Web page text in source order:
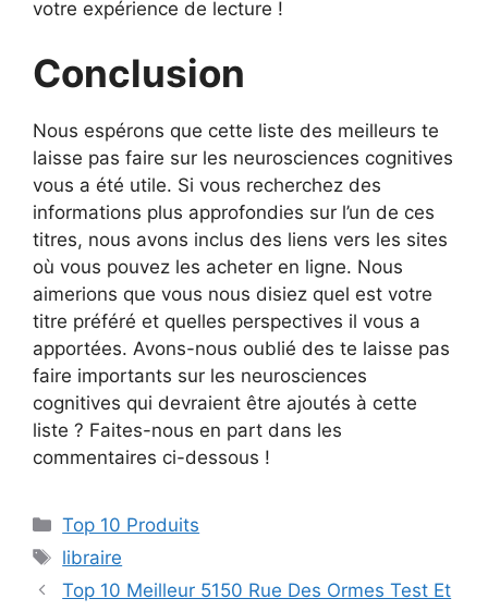
votre expérience de lecture !
Conclusion
Nous espérons que cette liste des meilleurs te
laisse pas faire sur les neurosciences cognitives
vous a été utile. Si vous recherchez des
informations plus approfondies sur l’un de ces
titres, nous avons inclus des liens vers les sites
où vous pouvez les acheter en ligne. Nous
aimerions que vous nous disiez quel est votre
titre préféré et quelles perspectives il vous a
apportées. Avons-nous oublié des te laisse pas
faire importants sur les neurosciences
cognitives qui devraient être ajoutés à cette
liste ? Faites-nous en part dans les
commentaires ci-dessous !
Top 10 Produits
libraire
Top 10 Meilleur 5150 Rue Des Ormes Test Et